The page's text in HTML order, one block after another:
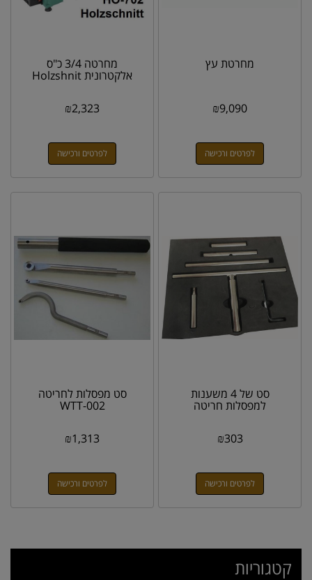
מחרטת עץ
₪9,090
לפרטים ורכישה
מחרטה 3/4 כ"ס
אלקטרונית Holzshnit
₪2,323
לפרטים ורכישה
סט של 4 משענות
למפסלות חריטה
₪303
לפרטים ורכישה
סט מפסלות לחריטה
WTT-002
₪1,313
לפרטים ורכישה
קטגוריות